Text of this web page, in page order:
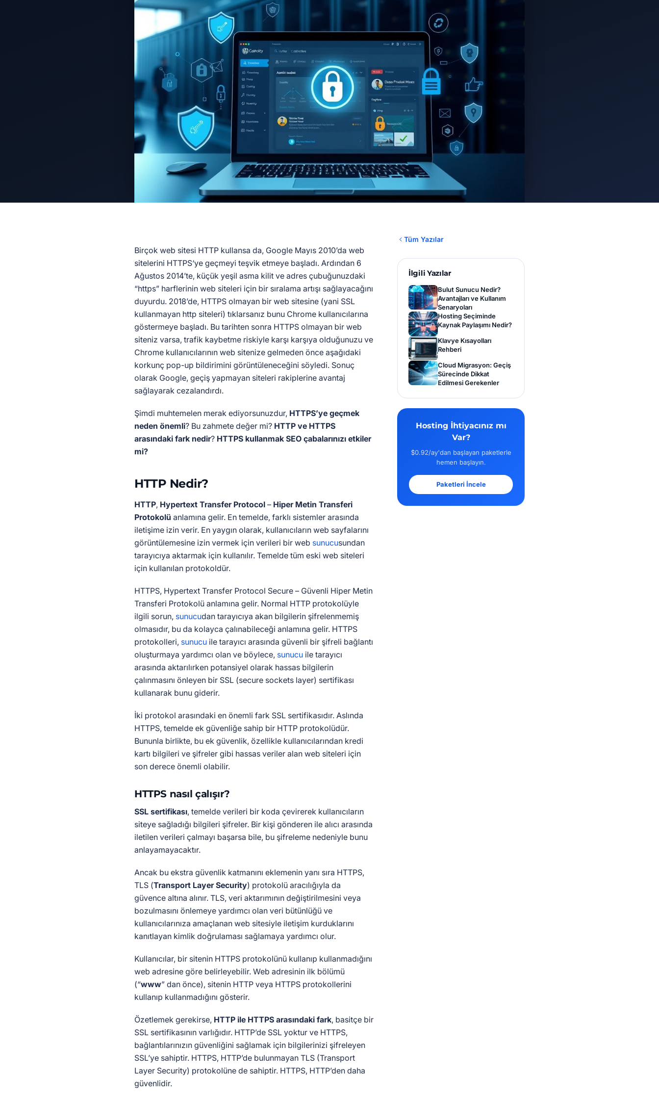
Birçok web sitesi HTTP kullansa da, Google Mayıs 2010’da web
sitelerini HTTPS‘ye geçmeyi teşvik etmeye başladı. Ardından 6
Ağustos 2014’te, küçük yeşil asma kilit ve adres çubuğunuzdaki
“https” harflerinin web siteleri için bir sıralama artışı sağlayacağını
duyurdu. 2018’de, HTTPS olmayan bir web sitesine (yani SSL
kullanmayan http siteleri) tıklarsanız bunu Chrome kullanıcılarına
göstermeye başladı. Bu tarihten sonra HTTPS olmayan bir web
siteniz varsa, trafik kaybetme riskiyle karşı karşıya olduğunuzu ve
Chrome kullanıcılarının web sitenize gelmeden önce aşağıdaki
korkunç pop-up bildirimini görüntüleneceğini söyledi. Sonuç
olarak Google, geçiş yapmayan siteleri rakiplerine avantaj
sağlayarak cezalandırdı.
Şimdi muhtemelen merak ediyorsunuzdur, HTTPS’ye geçmek
neden önemli? Bu zahmete değer mi? HTTP ve HTTPS
arasındaki fark nedir? HTTPS kullanmak SEO çabalarınızı etkiler
mi?
HTTP Nedir?
HTTP, Hypertext Transfer Protocol – Hiper Metin Transferi
Protokolü anlamına gelir. En temelde, farklı sistemler arasında
iletişime izin verir. En yaygın olarak, kullanıcıların web sayfalarını
görüntülemesine izin vermek için verileri bir web sunucusundan
tarayıcıya aktarmak için kullanılır. Temelde tüm eski web siteleri
için kullanılan protokoldür.
HTTPS, Hypertext Transfer Protocol Secure – Güvenli Hiper Metin
Transferi Protokolü anlamına gelir. Normal HTTP protokolüyle
ilgili sorun, sunucudan tarayıcıya akan bilgilerin şifrelenmemiş
olmasıdır, bu da kolayca çalınabileceği anlamına gelir. HTTPS
protokolleri, sunucu ile tarayıcı arasında güvenli bir şifreli bağlantı
oluşturmaya yardımcı olan ve böylece, sunucu ile tarayıcı
arasında aktarılırken potansiyel olarak hassas bilgilerin
çalınmasını önleyen bir SSL (secure sockets layer) sertifikası
kullanarak bunu giderir.
İki protokol arasındaki en önemli fark SSL sertifikasıdır. Aslında
HTTPS, temelde ek güvenliğe sahip bir HTTP protokolüdür.
Bununla birlikte, bu ek güvenlik, özellikle kullanıcılarından kredi
kartı bilgileri ve şifreler gibi hassas veriler alan web siteleri için
son derece önemli olabilir.
HTTPS nasıl çalışır?
SSL sertifikası, temelde verileri bir koda çevirerek kullanıcıların
siteye sağladığı bilgileri şifreler. Bir kişi gönderen ile alıcı arasında
iletilen verileri çalmayı başarsa bile, bu şifreleme nedeniyle bunu
anlayamayacaktır.
Ancak bu ekstra güvenlik katmanını eklemenin yanı sıra HTTPS,
TLS (Transport Layer Security) protokolü aracılığıyla da
güvence altına alınır. TLS, veri aktarımının değiştirilmesini veya
bozulmasını önlemeye yardımcı olan veri bütünlüğü ve
kullanıcılarınıza amaçlanan web sitesiyle iletişim kurduklarını
kanıtlayan kimlik doğrulaması sağlamaya yardımcı olur.
Kullanıcılar, bir sitenin HTTPS protokolünü kullanıp kullanmadığını
web adresine göre belirleyebilir. Web adresinin ilk bölümü
(“www” dan önce), sitenin HTTP veya HTTPS protokollerini
kullanıp kullanmadığını gösterir.
Özetlemek gerekirse, HTTP ile HTTPS arasındaki fark, basitçe bir
SSL sertifikasının varlığıdır. HTTP’de SSL yoktur ve HTTPS,
bağlantılarınızın güvenliğini sağlamak için bilgilerinizi şifreleyen
SSL’ye sahiptir. HTTPS, HTTP’de bulunmayan TLS (Transport
Layer Security) protokolüne de sahiptir. HTTPS, HTTP’den daha
güvenlidir.
Tüm Yazılar
İlgili Yazılar
Bulut Sunucu Nedir?
Avantajları ve Kullanım
Senaryoları
Hosting Seçiminde
Kaynak Paylaşımı Nedir?
Klavye Kısayolları
Rehberi
Cloud Migrasyon: Geçiş
Sürecinde Dikkat
Edilmesi Gerekenler
Hosting İhtiyacınız mı
Var?
$0.92/ay'dan başlayan paketlerle
hemen başlayın.
Paketleri İncele